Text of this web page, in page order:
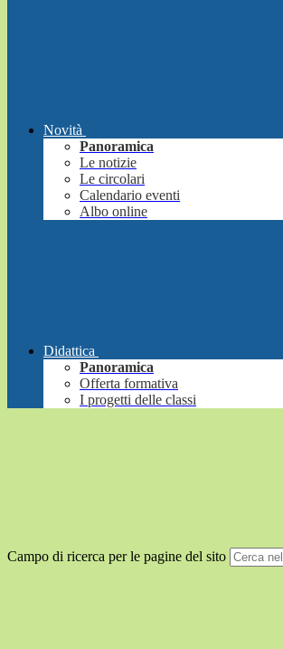
Novità
Panoramica
Le notizie
Le circolari
Calendario eventi
Albo online
Didattica
Panoramica
Offerta formativa
I progetti delle classi
Campo di ricerca per le pagine del sito